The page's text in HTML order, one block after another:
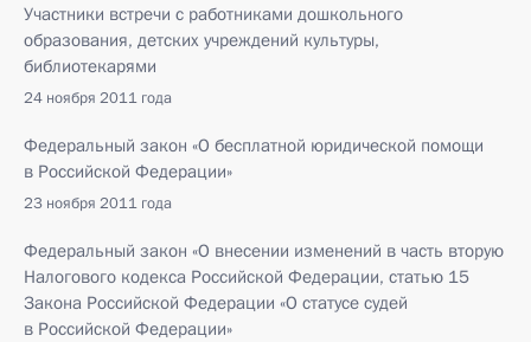
Участники встречи с работниками дошкольного
образования, детских учреждений культуры,
библиотекарями
24 ноября 2011 года
Федеральный закон «О бесплатной юридической помощи
в Российской Федерации»
23 ноября 2011 года
Федеральный закон «О внесении изменений в часть вторую
Налогового кодекса Российской Федерации, статью 15
Закона Российской Федерации «О статусе судей
в Российской Федерации»